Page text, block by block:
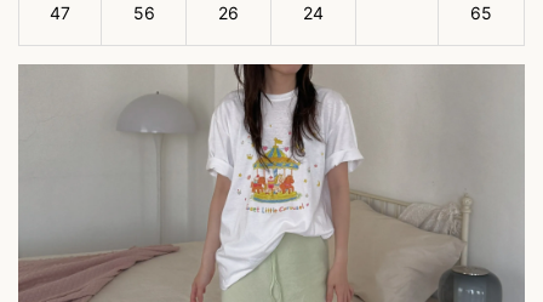
47 56 26 24 65